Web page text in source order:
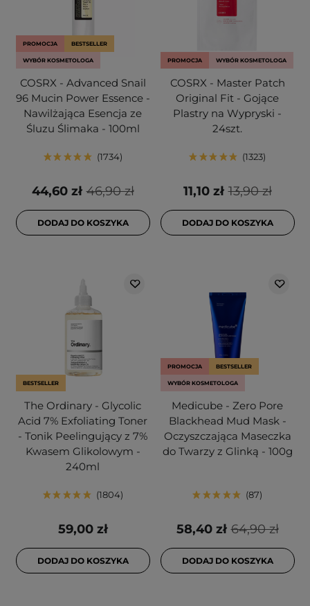
PROMOCJA BESTSELLER
WYBÓR KOSMETOLOGA
COSRX - Advanced Snail
96 Mucin Power Essence -
Nawilżająca Esencja ze
Śluzu Ślimaka - 100ml
1734
46,90 zł
44,60 zł
DODAJ DO KOSZYKA
PROMOCJA WYBÓR KOSMETOLOGA
COSRX - Master Patch
Original Fit - Gojące
Plastry na Wypryski -
24szt.
1323
13,90 zł
11,10 zł
DODAJ DO KOSZYKA
BESTSELLER
The Ordinary - Glycolic
Acid 7% Exfoliating Toner
- Tonik Peelingujący z 7%
Kwasem Glikolowym -
240ml
1804
59,00 zł
DODAJ DO KOSZYKA
PROMOCJA BESTSELLER
WYBÓR KOSMETOLOGA
Medicube - Zero Pore
Blackhead Mud Mask -
Oczyszczająca Maseczka
do Twarzy z Glinką - 100g
87
64,90 zł
58,40 zł
DODAJ DO KOSZYKA